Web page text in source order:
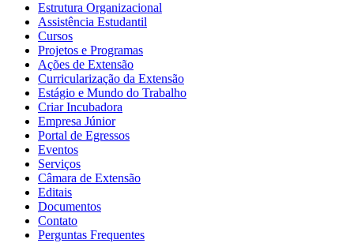
Estrutura Organizacional
Assistência Estudantil
Cursos
Projetos e Programas
Ações de Extensão
Curricularização da Extensão
Estágio e Mundo do Trabalho
Criar Incubadora
Empresa Júnior
Portal de Egressos
Eventos
Serviços
Câmara de Extensão
Editais
Documentos
Contato
Perguntas Frequentes